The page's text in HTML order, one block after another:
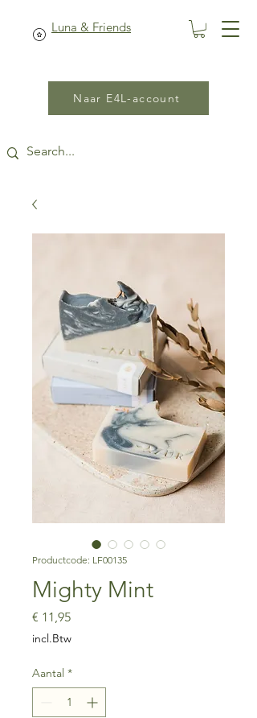
Luna & Friends
Naar E4L-account
Productcode: LF00135
Mighty Mint
€ 11,95Prijs
incl.Btw
Aantal *